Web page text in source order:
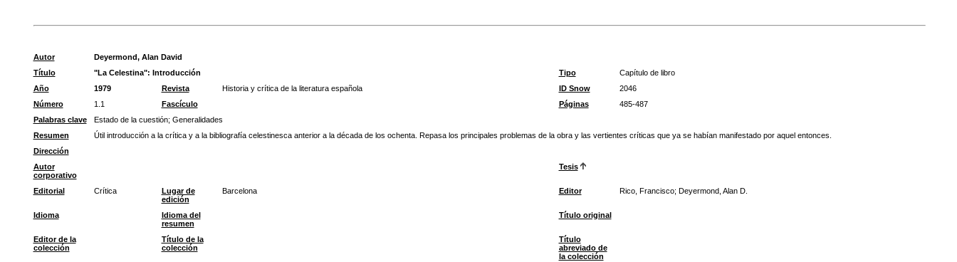
Autor
Deyermond, Alan David
Título
"La Celestina": Introducción Tipo
Capítulo de libro
Año
1979 Revista Historia y crítica de la literatura española ID Snow
2046
Número
1.1 Fascículo Páginas
485-487
Palabras clave
Estado de la cuestión; Generalidades
Resumen
Útil introducción a la crítica y a la bibliografía celestinesca anterior a la década de los ochenta. Repasa los principales problemas de la obra y las vertientes críticas que ya se habían manifestado por aquel entonces.
Dirección
Autor
corporativo
Tesis
Editorial Crítica
Lugar de
edición
Barcelona Editor Rico, Francisco; Deyermond, Alan D.
Idioma
Idioma del
resumen
Título original
Editor de la
colección
Título de la
colección
Título
abreviado de
la colección